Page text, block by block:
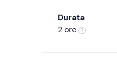
Durata
2 ore